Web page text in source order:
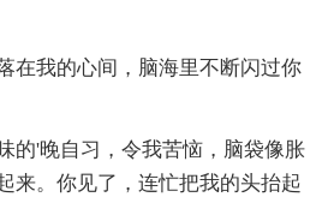
在我的心间，脑海里不断闪过你
的'晚自习，令我苦恼，脑袋像胀
来。你见了，连忙把我的头抬起